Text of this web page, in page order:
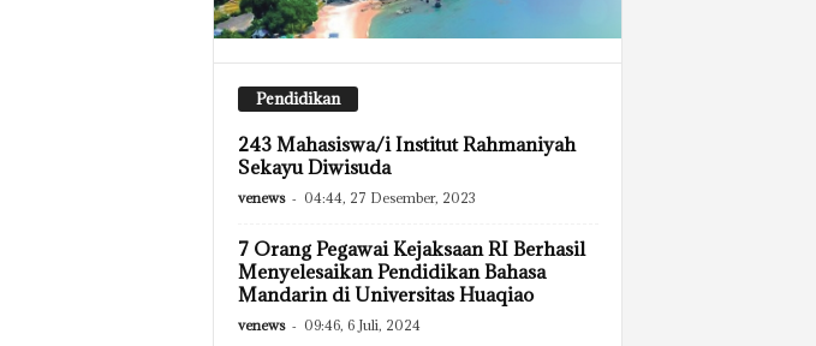
Pendidikan
243 Mahasiswa/i Institut Rahmaniyah
Sekayu Diwisuda
venews - 04:44, 27 Desember, 2023
7 Orang Pegawai Kejaksaan RI Berhasil
Menyelesaikan Pendidikan Bahasa
Mandarin di Universitas Huaqiao
venews - 09:46, 6 Juli, 2024